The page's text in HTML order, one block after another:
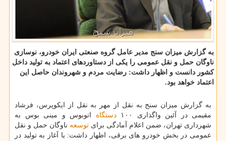
به گزارش میزان سنج مدیر عامل گروه صنعتی ایران خودرو، نوسازی
ناوگان حمل و نقل عمومی را یكی از دستاوردهای اعتماد به تولید داخل
كشور دانست و اظهار داشت: رضایت مردم و شهروندان حاصل این
اعتماد خواهد بود.
به گزارش میزان سنج به نقل از مهر به نقل از ایکوپرس، فرشاد
مقیمی در آئین واگذاری ۱۰۰
دستگاه اتوبوس و مینی بوس به
شهرداری تهران، ضمن اعلام آمادگی برای توسعه ناوگان حمل و نقل
عمومی در بخش خودرو های برقی، اظهار داشت: با آغاز به تولید در